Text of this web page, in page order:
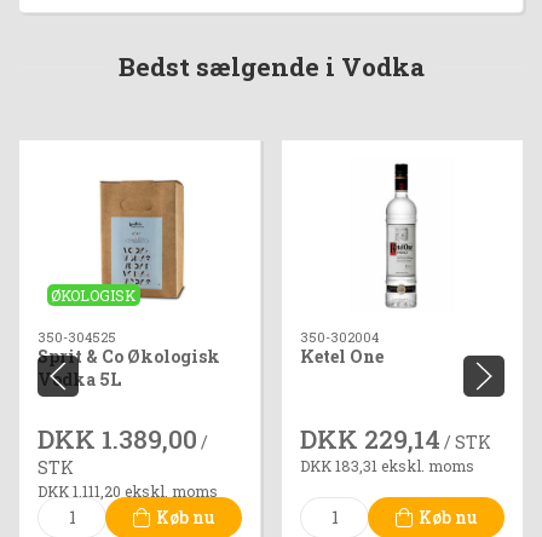
Bedst sælgende i Vodka
ØKOLOGISK
350-304525
Sprit & Co Økologisk
Vodka 5L
DKK 1.389,00 /
STK
DKK 1.111,20 ekskl. moms
Køb nu
350-302004
Ketel One
DKK 229,14 / STK
DKK 183,31 ekskl. moms
Køb nu